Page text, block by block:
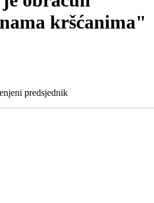
kršćanima"
predsjednik